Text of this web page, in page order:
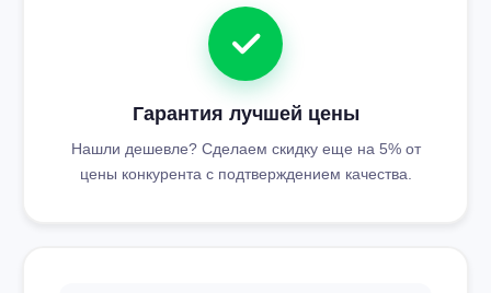
Гарантия лучшей цены
Нашли дешевле? Сделаем скидку еще на 5% от
цены конкурента с подтверждением качества.